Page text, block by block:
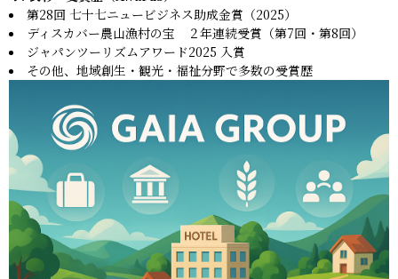
第28回 七十七ニュービジネス助成金賞（2025）
ディスカバー農山漁村の宝 ２年連続受賞（第7回・第8回）
ジャパンツーリズムアワード2025 入賞
その他、地域創生・観光・福祉分野で多数の受賞歴